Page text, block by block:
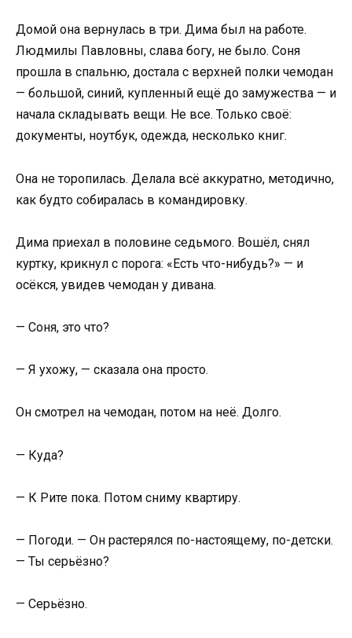
Домой она вернулась в три. Дима был на работе.
Людмилы Павловны, слава богу, не было. Соня
прошла в спальню, достала с верхней полки чемодан
— большой, синий, купленный ещё до замужества — и
начала складывать вещи. Не все. Только своё:
документы, ноутбук, одежда, несколько книг.
Она не торопилась. Делала всё аккуратно, методично,
как будто собиралась в командировку.
Дима приехал в половине седьмого. Вошёл, снял
куртку, крикнул с порога: «Есть что-нибудь?» — и
осёкся, увидев чемодан у дивана.
— Соня, это что?
— Я ухожу, — сказала она просто.
Он смотрел на чемодан, потом на неё. Долго.
— Куда?
— К Рите пока. Потом сниму квартиру.
— Погоди. — Он растерялся по-настоящему, по-детски.
— Ты серьёзно?
— Серьёзно.